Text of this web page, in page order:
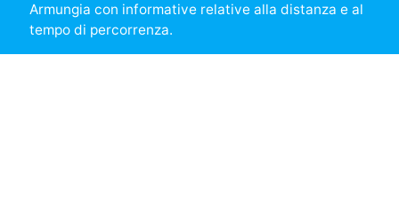
Armungia con informative relative alla distanza e al
tempo di percorrenza.